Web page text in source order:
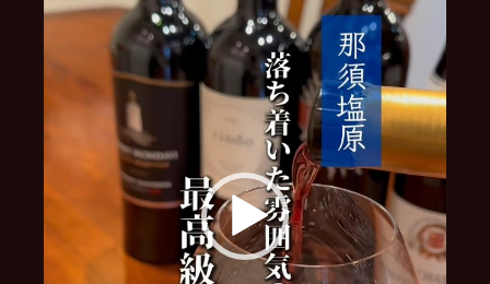
ヤ